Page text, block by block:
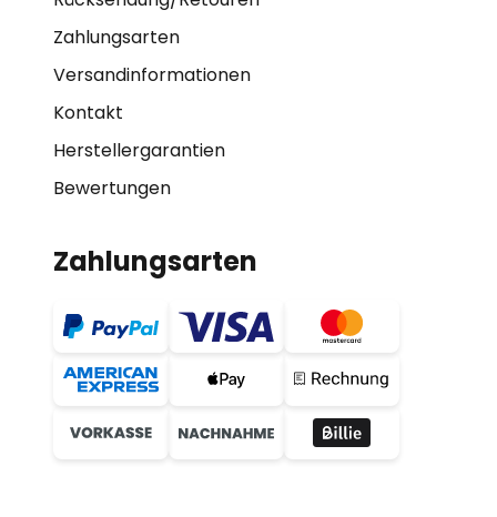
Zahlungsarten
Versandinformationen
Kontakt
Herstellergarantien
Bewertungen
Zahlungsarten